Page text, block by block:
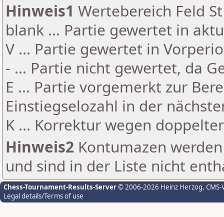
Hinweis1 Wertebereich Feld
blank ... Partie gewertet in
V ... Partie gewertet in
- ... Partie nicht gewertet, da
E ... Partie vorgemerkt zur
Einstiegselozahl in der
K ... Korrektur wegen
Hinweis2 Kontumazen
und sind in der Liste nicht
Chess-Tournament-Results-Server© 2006-2026 Heinz Herzog,
Legal details/Terms of use